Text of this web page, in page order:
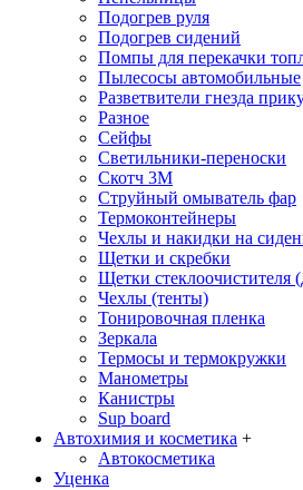
Подогрев руля
Подогрев сидений
Помпы для перекачки
Пылесосы автомобильные
Разветвители гнезда
Разное
Сейфы
Светильники-переноски
Скотч 3М
Струйный омыватель фар
Термоконтейнеры
Чехлы и накидки на
Щетки и скребки
Щетки стеклоочистителя
Чехлы (тенты)
Тонировочная пленка
Зеркалa
Термосы и термокружки
Манометры
Канистры
Sup board
Автохимия и косметика +
Автокосметика
Уценка